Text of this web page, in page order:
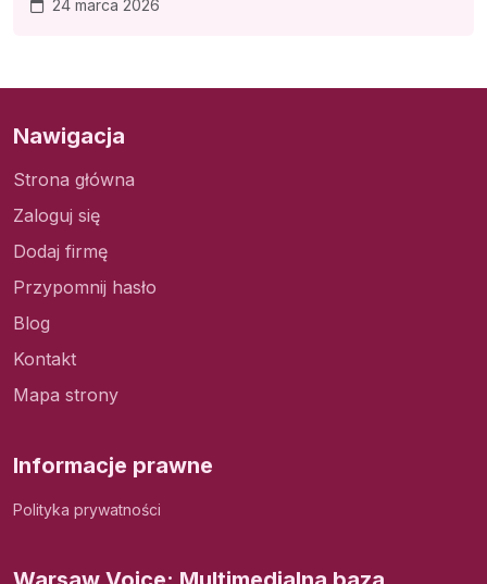
24 marca 2026
Nawigacja
Strona główna
Zaloguj się
Dodaj firmę
Przypomnij hasło
Blog
Kontakt
Mapa strony
Informacje prawne
Polityka prywatności